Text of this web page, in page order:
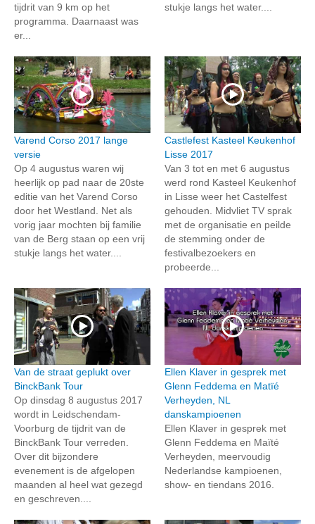
tijdrit van 9 km op het
programma. Daarnaast was
er...
stukje langs het water....
Varend Corso 2017 lange
versie
Op 4 augustus waren wij
heerlijk op pad naar de 20ste
editie van het Varend Corso
door het Westland. Net als
vorig jaar mochten bij familie
van de Berg staan op een vrij
stukje langs het water....
Castlefest Kasteel Keukenhof
Lisse 2017
Van 3 tot en met 6 augustus
werd rond Kasteel Keukenhof
in Lisse weer het Castelfest
gehouden. Midvliet TV sprak
met de organisatie en peilde
de stemming onder de
festivalbezoekers en
probeerde...
Van de straat geplukt over
BinckBank Tour
Op dinsdag 8 augustus 2017
wordt in Leidschendam-
Voorburg de tijdrit van de
BinckBank Tour verreden.
Over dit bijzondere
evenement is de afgelopen
maanden al heel wat gezegd
en geschreven....
Ellen Klaver in gesprek met
Glenn Feddema en Matïé
Verheyden, NL
danskampioenen
Ellen Klaver in gesprek met
Glenn Feddema en Maïté
Verheyden, meervoudig
Nederlandse kampioenen,
show- en tiendans 2016.